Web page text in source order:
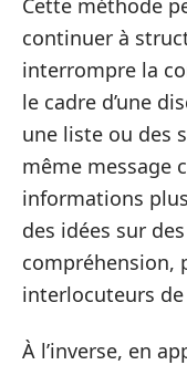
continuer à
interrompre la
le cadre d’une
une liste ou des
même message
informations
des idées sur
compréhension,
interlocuteurs de
À l’inverse, en